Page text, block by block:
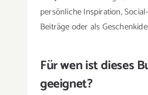
persönliche Inspiration,
Beiträge oder als
Für wen ist dieses
geeignet?